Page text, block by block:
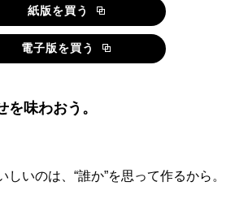
紙版を買う
電子版を買う
味わおう。
しいのは、“誰か”を思って作るから。